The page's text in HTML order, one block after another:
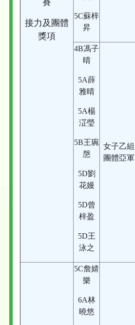
賽
接力及團體
獎項
5C蘇梓
昇
4B馮子
晴
5A薛
雅晴
5A楊
淽瑩
5B王琬
慇
5D劉
花嫚
5D曾
梓盈
5D王
泳之
女子乙組
團體亞軍
5C詹婧
樂
6A林
曉悠